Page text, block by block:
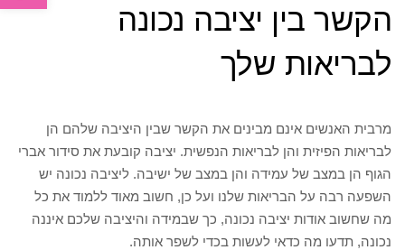
הקשר בין יציבה נכונה
לבריאות שלך
מרבית האנשים אינם מבינים את הקשר שבין היציבה שלהם הן
לבריאות הפיזית והן לבריאות הנפשית. יציבה קובעת את סידור אברי
הגוף הן במצב של עמידה והן במצב של ישיבה. ליציבה נכונה יש
השפעה רבה על הבריאות שלנו ועל כן, חשוב מאוד ללמוד את כל
מה שחשוב אודות יציבה נכונה, כך שבמידה והיציבה שלכם איננה
נכונה, תדעו מה כדאי לעשות בכדי לשפר אותה.